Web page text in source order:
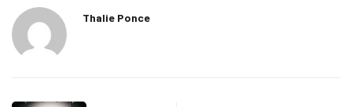
Thalie Ponce